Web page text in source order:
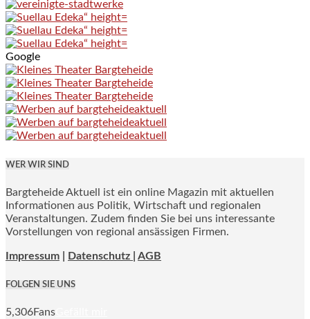
Google
WER WIR SIND
Bargteheide Aktuell ist ein online Magazin mit aktuellen
Informationen aus Politik, Wirtschaft und regionalen
Veranstaltungen. Zudem finden Sie bei uns interessante
Vorstellungen von regional ansässigen Firmen.
Impressum Datenschutz | AGB
FOLGEN SIE UNS
5,306Fans